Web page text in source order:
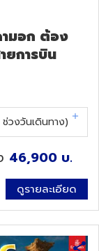
ามอก ต้อง
ยการบิน
ช่วงวันเดินทาง)
46,900 บ.
ดูรายละเอียด